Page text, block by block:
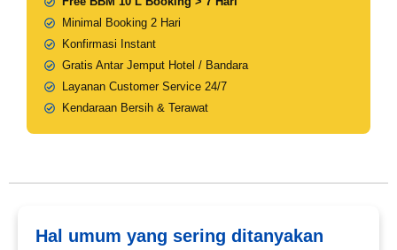
Minimal Booking 2 Hari
Konfirmasi Instant
Gratis Antar Jemput Hotel / Bandara
Layanan Customer Service 24/7
Kendaraan Bersih & Terawat
Hal umum yang sering ditanyakan